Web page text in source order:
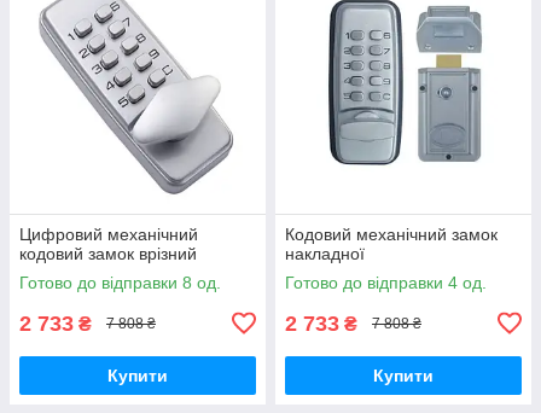
Цифровий механічний
кодовий замок врізний
Готово до відправки 8 од.
2 733 ₴ 7 808 ₴
Купити
Кодовий механічний замок
накладної
Готово до відправки 4 од.
2 733 ₴ 7 808 ₴
Купити